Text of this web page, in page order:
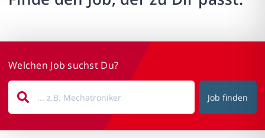
Welchen Job suchst Du?
Job finden